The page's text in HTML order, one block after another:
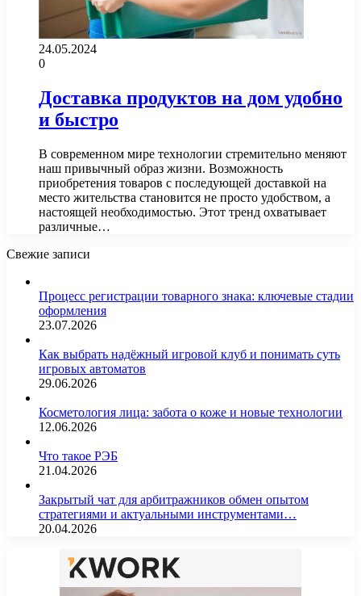
24.05.2024
0
Доставка продуктов на дом удобно
и быстро
В современном мире технологии стремительно меняют
наш привычный образ жизни. Возможность
приобретения товаров с последующей доставкой на
место жительства становится не просто удобством, а
настоящей необходимостью. Этот тренд охватывает
различные…
Свежие записи
Процесс регистрации товарного знака: ключевые стадии
оформления
23.07.2026
Как выбрать надёжный игровой клуб и понимать суть
игровых автоматов
29.06.2026
Косметология лица: забота о коже и новые технологии
12.06.2026
Что такое РЭБ
21.04.2026
Закрытый чат для арбитражников обмен опытом
стратегиями и актуальными инструментами…
20.04.2026